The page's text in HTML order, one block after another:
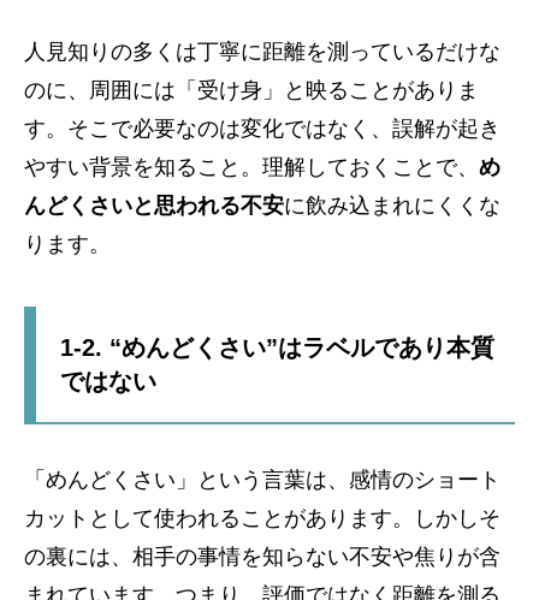
人見知りの多くは丁寧に距離を測っているだけな
のに、周囲には「受け身」と映ることがありま
す。そこで必要なのは変化ではなく、誤解が起き
やすい背景を知ること。理解しておくことで、 め
んどくさいと思われる不安に飲み込まれにくくな
ります。
1-2. “めんどくさい”はラベルであり本質
ではない
「めんどくさい」という言葉は、感情のショート
カットとして使われることがあります。しかしそ
の裏には、相手の事情を知らない不安や焦りが含
まれています。つまり、評価ではなく距離を測る